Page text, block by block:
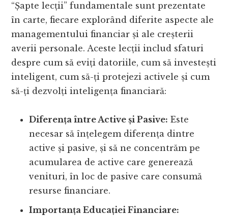
“Șapte lecții” fundamentale sunt prezentate
în carte, fiecare explorând diferite aspecte ale
managementului financiar și ale creșterii
averii personale. Aceste lecții includ sfaturi
despre cum să eviți datoriile, cum să investești
inteligent, cum să-ți protejezi activele și cum
să-ți dezvolți inteligența financiară:
Diferența între Active și Pasive: Este
necesar să înțelegem diferența dintre
active și pasive, și să ne concentrăm pe
acumularea de active care generează
venituri, în loc de pasive care consumă
resurse financiare.
Importanța Educației Financiare: